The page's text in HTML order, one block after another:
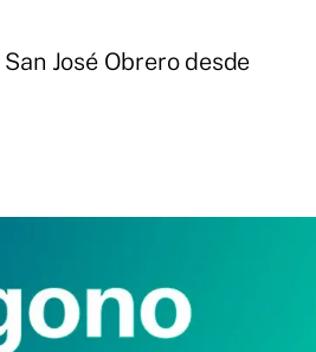
José Obrero desde